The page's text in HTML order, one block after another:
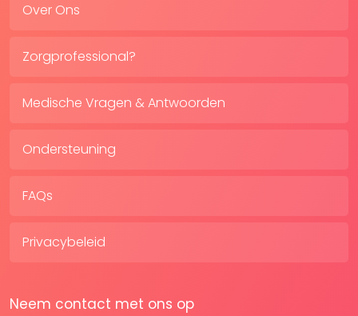
Over Ons
Zorgprofessional?
Medische Vragen & Antwoorden
Ondersteuning
FAQs
Privacybeleid
Neem contact met ons op